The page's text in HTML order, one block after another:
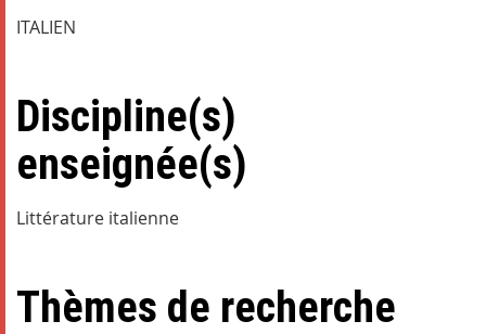
ITALIEN
Discipline(s)
enseignée(s)
Littérature italienne
Thèmes de recherche